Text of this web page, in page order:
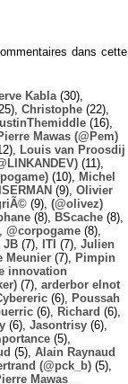
dans cette
Kabla (30),
Christophe (22),
(16),
Mawas (@Pem)
Louis van Proosdij
(11),
(10),
Michel
(9), Olivier
(9), (@olivez)
(8), BScache (8),
@corpogame (8),
JB (7), ITI (7), Julien
Meunier (7),
Pimpin
innovation
(7), arderbor elnot
(6),
Poussah
(6), Richard (6),
(6), Jasontrisy (6),
(5),
(5), Alain Raynaud
(@pck_b) (5),
Mawas